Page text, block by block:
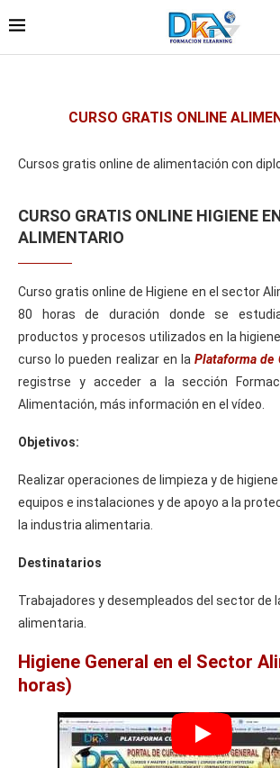
CURSO GRATIS ONLINE
Cursos gratis online de alimentación con
CURSO GRATIS ONLINE HIGIENE
ALIMENTARIO
Curso gratis online de Higiene en el sector
80 horas de duración donde se
productos y procesos utilizados en la
curso lo pueden realizar en laPlataforma de
registrse y acceder a la sección
Alimentación, más información en el vídeo.
Objetivos:
Realizar operaciones de limpieza y de
equipos e instalaciones y de apoyo a la
la industria alimentaria.
Destinatarios
Trabajadores y desempleados del sector de
alimentaria.
Higiene General en el Sector
horas)